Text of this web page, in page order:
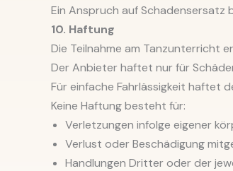
Ein Anspruch auf Schadensersatz
10. Haftung
Die Teilnahme am Tanzunterricht
Der Anbieter haftet nur für
Für einfache Fahrlässigkeit haftet
Keine Haftung besteht für:
Verletzungen infolge eigener
Verlust oder Beschädigung
Handlungen Dritter oder der